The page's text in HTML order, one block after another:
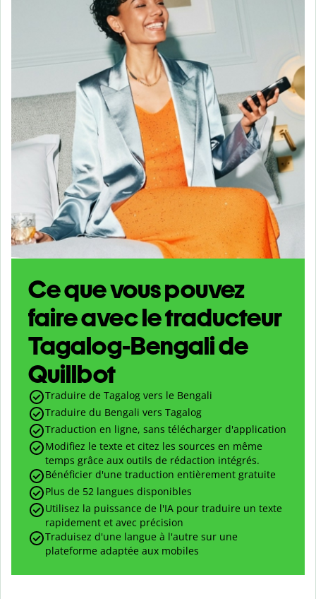
Ce que vous pouvez
faire avec le traducteur
Tagalog-Bengali de
Quillbot
Traduire de Tagalog vers le Bengali
Traduire du Bengali vers Tagalog
Traduction en ligne, sans télécharger d'application
Modifiez le texte et citez les sources en même
temps grâce aux outils de rédaction intégrés.
Bénéficier d'une traduction entièrement gratuite
Plus de 52 langues disponibles
Utilisez la puissance de l'IA pour traduire un texte
rapidement et avec précision
Traduisez d'une langue à l'autre sur une
plateforme adaptée aux mobiles